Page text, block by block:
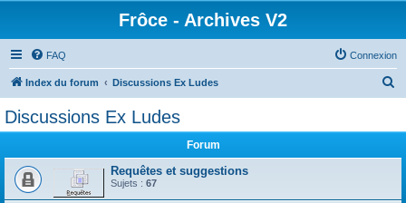
Frôce - Archives V2
FAQ Connexion
Index du forum Discussions Ex Ludes
Discussions Ex Ludes
Forum
Requêtes et suggestions
Sujets : 67